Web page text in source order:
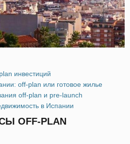
инвестиций
off-plan или готовое жилье
off-plan и pre-launch
в Испании
OFF-PLAN